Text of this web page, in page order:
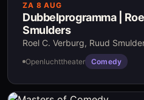
ZA 8 AUG
Dubbelprogramma |
Smulders
Roel C. Verburg, Ruud
Openluchttheater Comedy